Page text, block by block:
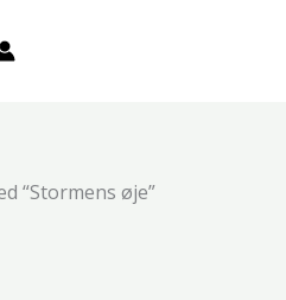
“Stormens øje”